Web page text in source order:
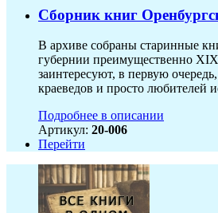
Сборник книг
В архиве собраны старинные
губернии преимущественно
заинтересуют, в первую
краеведов и просто любителей
Подробнее в описании
Артикул: 20-006
Перейти